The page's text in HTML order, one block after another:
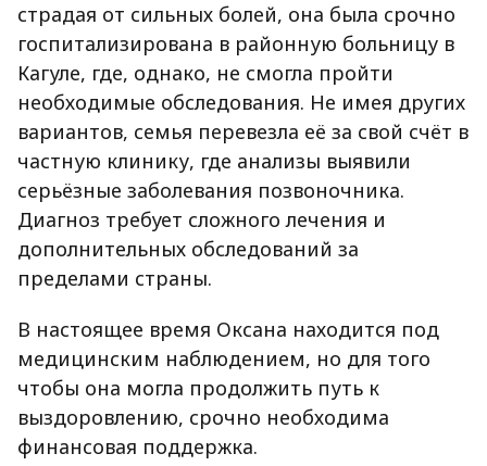
страдая от сильных болей, она была срочно
госпитализирована в районную больницу в
Кагуле, где, однако, не смогла пройти
необходимые обследования. Не имея других
вариантов, семья перевезла её за свой счёт в
частную клинику, где анализы выявили
серьёзные заболевания позвоночника.
Диагноз требует сложного лечения и
дополнительных обследований за
пределами страны.
В настоящее время Оксана находится под
медицинским наблюдением, но для того
чтобы она могла продолжить путь к
выздоровлению, срочно необходима
финансовая поддержка.